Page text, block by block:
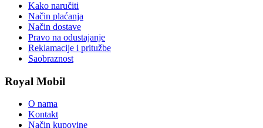
Kako naručiti
Način plaćanja
Način dostave
Pravo na odustajanje
Reklamacije i pritužbe
Saobraznost
Royal Mobil
O nama
Kontakt
Način kupovine